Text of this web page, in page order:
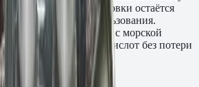
затяжке. После установки остаётся
многократного использования.
выдерживает контакт с морской
и большинством кислот без потери